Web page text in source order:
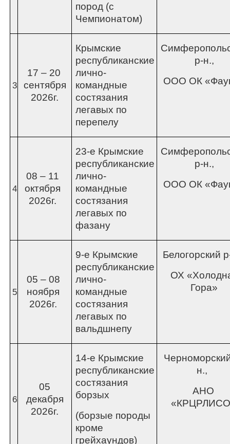
пород (с
Чемпионатом)
3
17 – 20
сентября
2026г.
Крымские
республиканские
лично-
командные
состязания
легавых по
перепелу
р-н.,
ООО ОК
4
08 – 11
октября
2026г.
23-е Крымские
республиканские
лично-
командные
состязания
легавых по
фазану
р-н.,
ООО ОК
5
05 – 08
ноября
2026г.
9-е Крымские
республиканские
лично-
командные
состязания
легавых по
вальдшнепу
Белогорский
ОХ
Гора»
6
05
декабря
2026г.
14-е Крымские
республиканские
состязания
борзых
(борзые породы
кроме
грейхаундов)
н.,
АНО